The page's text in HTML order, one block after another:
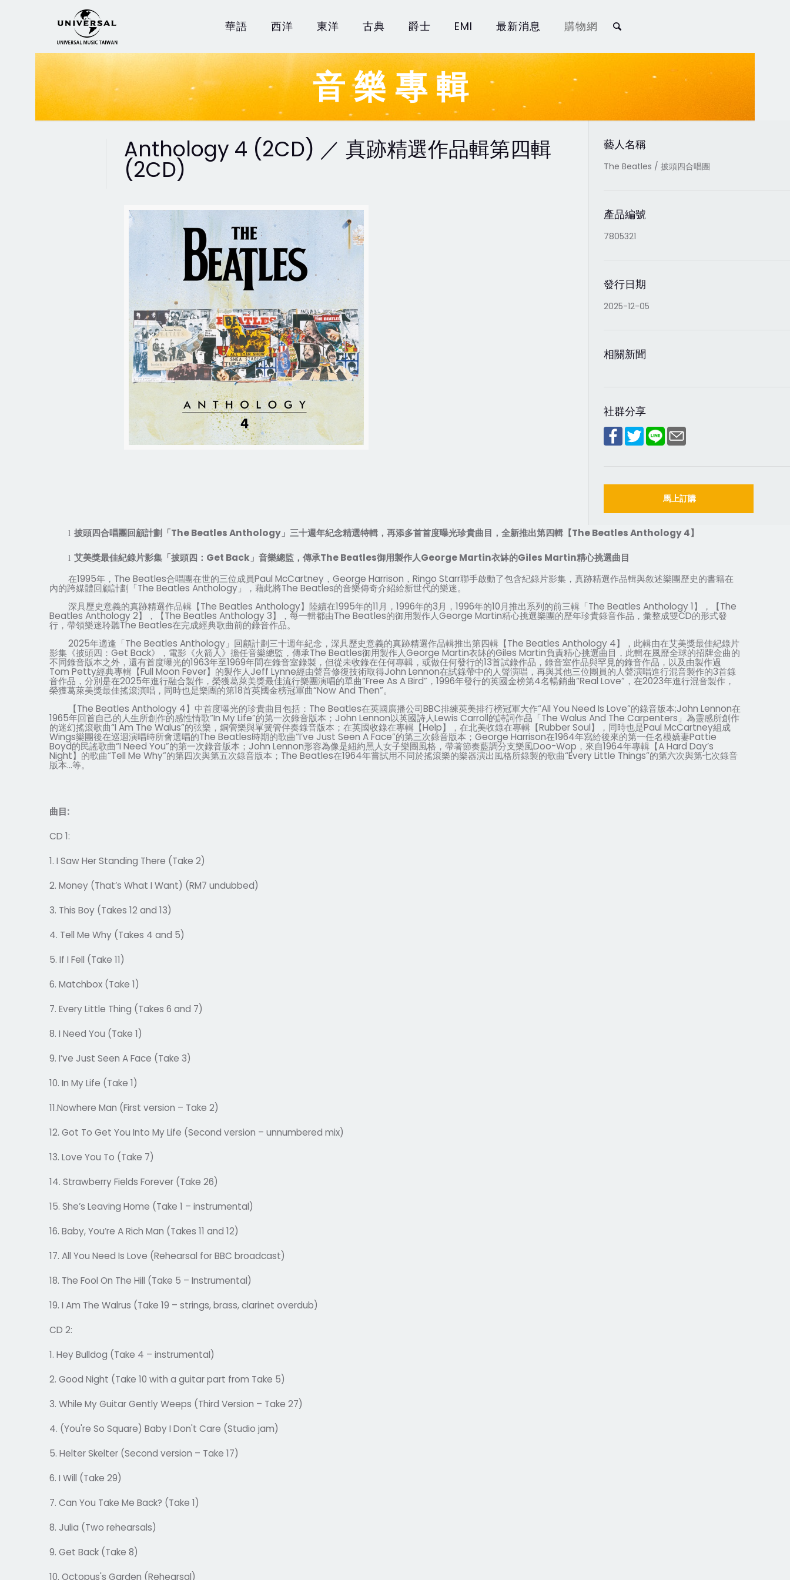
華語 西洋 東洋 古典 爵士 EMI 最新消息 購物網
音樂專輯
Anthology 4 (2CD) ／ 真跡精選作品輯第四輯
(2CD)
藝人名稱
The Beatles / 披頭四合唱團
產品編號
7805321
發行日期
2025-12-05
相關新聞
社群分享
馬上訂購
l 披頭四合唱團回顧計劃「The Beatles Anthology 」三十週年紀念精選特輯，再添多首首度曝光珍貴曲目，全新推出第四輯【The Beatles Anthology 4】
l 艾美獎最佳紀錄片影集「披頭四： Get Back 」音樂總監，傳承The Beatles御用製作人George Martin衣缽的Giles Martin精心挑選曲目
在1995年， The Beatles合唱團在世的三位成員Paul McCartney ， George Harrison ， Ringo Starr聯手啟動了包含紀錄片影集，真跡精選作品輯與敘述樂團歷史的書籍在
內的跨媒體回顧計劃「The Beatles Anthology 」，藉此將The Beatles的音樂傳奇介紹給新世代的樂迷。
深具歷史意義的真跡精選作品輯【The Beatles Anthology】陸續在1995年的11月， 1996年的3月， 1996年的10月推出系列的前三輯「The Beatles Anthology 1】，【The
Beatles Anthology 2】，【The Beatles Anthology 3】，每一輯都由The Beatles的御用製作人George Martin精心挑選樂團的歷年珍貴錄音作品，彙整成雙CD的形式發
行，帶領樂迷聆聽The Beatles在完成經典歌曲前的錄音作品。
2025年適逢「The Beatles Anthology 」回顧計劃三十週年紀念，深具歷史意義的真跡精選作品輯推出第四輯【The Beatles Anthology 4】，此輯由在艾美獎最佳紀錄片
影集《披頭四： Get Back》，電影《火箭人》擔任音樂總監，傳承The Beatles御用製作人George Martin衣缽的Giles Martin負責精心挑選曲目，此輯在風靡全球的招牌金曲的
不同錄音版本之外，還有首度曝光的1963年至1969年間在錄音室錄製，但從未收錄在任何專輯，或做任何發行的13首試錄作品，錄音室作品與罕見的錄音作品，以及由製作過
Tom Petty經典專輯【Full Moon Fever】的製作人Jeff Lynne經由聲音修復技術取得John Lennon在試錄帶中的人聲演唱，再與其他三位團員的人聲演唱進行混音製作的3首錄
音作品，分別是在2025年進行融合製作，榮獲葛萊美獎最佳流行樂團演唱的單曲“Free As A Bird” ， 1996年發行的英國金榜第4名暢銷曲“Real Love” ，在2023年進行混音製作，
榮獲葛萊美獎最佳搖滾演唱，同時也是樂團的第18首英國金榜冠軍曲“Now And Then”。
【The Beatles Anthology 4】中首度曝光的珍貴曲目包括： The Beatles在英國廣播公司BBC排練英美排行榜冠軍大作“All You Need Is Love”的錄音版本;John Lennon在
1965年回首自己的人生所創作的感性情歌“In My Life”的第一次錄音版本； John Lennon以英國詩人Lewis Carroll的詩詞作品「The Walus And The Carpenters 」為靈感所創作
的迷幻搖滾歌曲“I Am The Walus”的弦樂，銅管樂與單簧管伴奏錄音版本；在英國收錄在專輯【Help】，在北美收錄在專輯【Rubber Soul】，同時也是Paul McCartney組成
Wings樂團後在巡迴演唱時所會選唱的The Beatles時期的歌曲“I’ve Just Seen A Face”的第三次錄音版本； George Harrison在1964年寫給後來的第一任名模嬌妻Pattie
Boyd的民謠歌曲“I Need You”的第一次錄音版本； John Lennon形容為像是紐約黑人女子樂團風格，帶著節奏藍調分支樂風Doo-Wop ，來自1964年專輯【A Hard Day’s
Night】的歌曲“Tell Me Why”的第四次與第五次錄音版本； The Beatles在1964年嘗試用不同於搖滾樂的樂器演出風格所錄製的歌曲“Every Little Things”的第六次與第七次錄音
版本…等。
曲目:
CD 1:
1. I Saw Her Standing There (Take 2)
2. Money (That’s What I Want) (RM7 undubbed)
3. This Boy (Takes 12 and 13)
4. Tell Me Why (Takes 4 and 5)
5. If I Fell (Take 11)
6. Matchbox (Take 1)
7. Every Little Thing (Takes 6 and 7)
8. I Need You (Take 1)
9. I’ve Just Seen A Face (Take 3)
10. In My Life (Take 1)
11.Nowhere Man (First version – Take 2)
12. Got To Get You Into My Life (Second version – unnumbered mix)
13. Love You To (Take 7)
14. Strawberry Fields Forever (Take 26)
15. She’s Leaving Home (Take 1 – instrumental)
16. Baby, You’re A Rich Man (Takes 11 and 12)
17. All You Need Is Love (Rehearsal for BBC broadcast)
18. The Fool On The Hill (Take 5 – Instrumental)
19. I Am The Walrus (Take 19 – strings, brass, clarinet overdub)
CD 2:
1. Hey Bulldog (Take 4 – instrumental)
2. Good Night (Take 10 with a guitar part from Take 5)
3. While My Guitar Gently Weeps (Third Version – Take 27)
4. (You're So Square) Baby I Don't Care (Studio jam)
5. Helter Skelter (Second version – Take 17)
6. I Will (Take 29)
7. Can You Take Me Back? (Take 1)
8. Julia (Two rehearsals)
9. Get Back (Take 8)
10. Octopus's Garden (Rehearsal)